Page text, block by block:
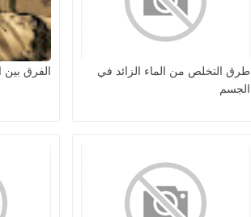
طرق التخلص من الماء الزائد في
الجسم
الفرق بين